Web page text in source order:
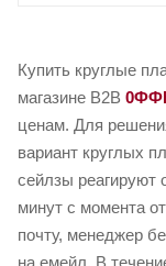
Купить круглые
магазине B2B
ценам. Для
вариант круглых
сейлзы реагируют
минут с момента
почту, менеджер